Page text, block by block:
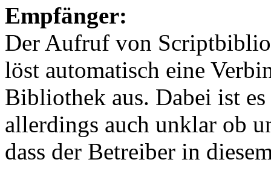
Empfänger:
Der Aufruf von
löst automatisch eine
Bibliothek aus. Dabei ist
allerdings auch unklar ob
dass der Betreiber in